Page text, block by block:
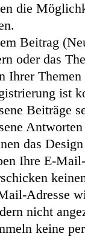
die
Beitrag
oder das
Ihrer
ist
Beiträge
das
Ihre E-
Adresse
nicht
keine